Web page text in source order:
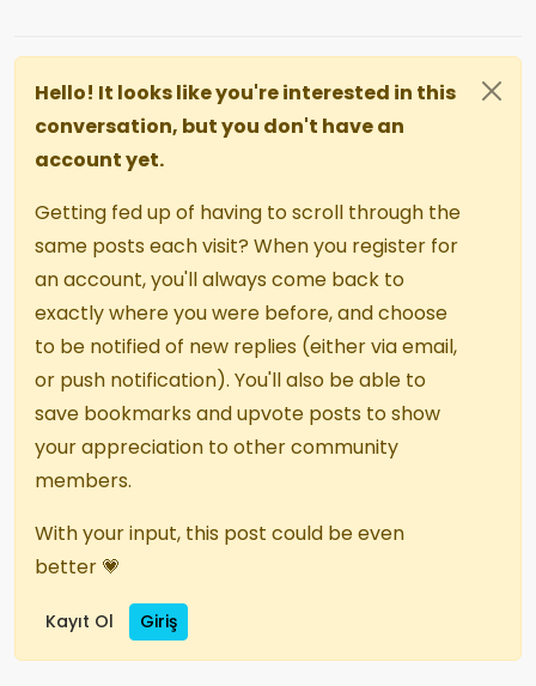
Hello! It looks like you're interested in this
conversation, but you don't have an
account yet.
Getting fed up of having to scroll through the
same posts each visit? When you register for
an account, you'll always come back to
exactly where you were before, and choose
to be notified of new replies (either via email,
or push notification). You'll also be able to
save bookmarks and upvote posts to show
your appreciation to other community
members.
With your input, this post could be even
better 💗
Kayıt Ol Giriş